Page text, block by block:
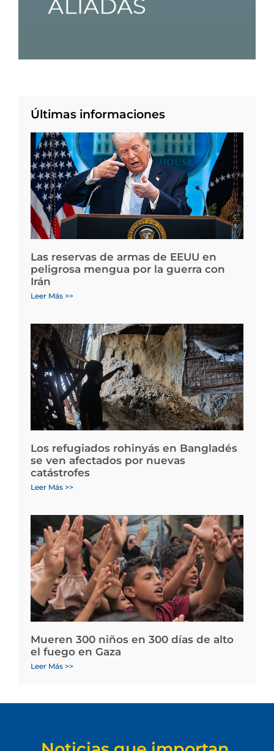
Últimas informaciones
Las reservas de armas de EEUU en
peligrosa mengua por la guerra con
Irán
Leer Más >>
Los refugiados rohinyás en Bangladés
se ven afectados por nuevas
catástrofes
Leer Más >>
Mueren 300 niños en 300 días de alto
el fuego en Gaza
Leer Más >>